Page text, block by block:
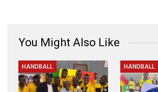
You Might Also Like
HANDBALL HANDBALL